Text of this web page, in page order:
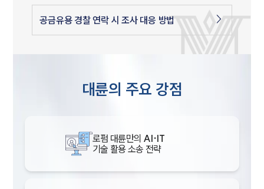
공금유용 경찰 연락 시 조사 대응 방법
대륜의 주요 강점
로펌 대륜만의 AI·IT
기술 활용 소송 전략